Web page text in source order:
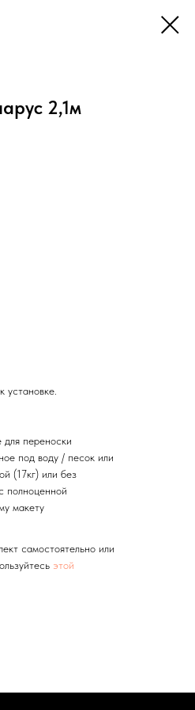
2,1м
установке.
переноски
под воду / песок или
(17кг) или без
полноценной
макету
самостоятельно или
этой